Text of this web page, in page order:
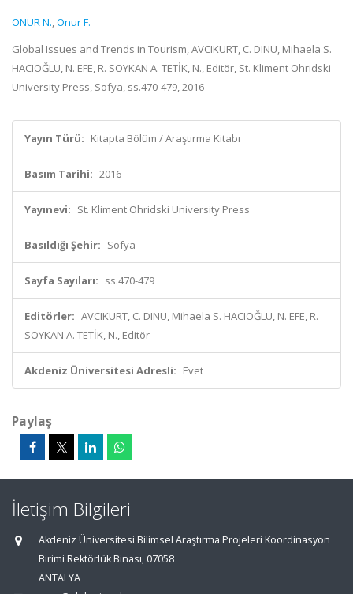
ONUR N.,Onur F.
Global Issues and Trends in Tourism, AVCIKURT, C. DINU, Mihaela S.
HACIOĞLU, N. EFE, R. SOYKAN A. TETİK, N., Editör, St. Kliment Ohridski
University Press, Sofya, ss.470-479, 2016
Yayın Türü: Kitapta Bölüm / Araştırma Kitabı
Basım Tarihi: 2016
Yayınevi: St. Kliment Ohridski University Press
Basıldığı Şehir: Sofya
Sayfa Sayıları: ss.470-479
Editörler: AVCIKURT, C. DINU, Mihaela S. HACIOĞLU, N. EFE, R.
SOYKAN A. TETİK, N., Editör
Akdeniz Üniversitesi Adresli: Evet
Paylaş
İletişim Bilgileri
Akdeniz Üniversitesi Bilimsel Araştırma Projeleri Koordinasyon
Birimi Rektörlük Binası, 07058
ANTALYA